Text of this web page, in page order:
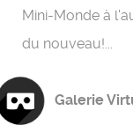
Mini-Monde à
du nouveau!...
Galerie